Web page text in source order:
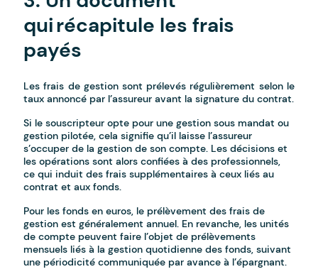
qui récapitule les frais
payés
Les frais de gestion sont prélevés régulièrement selon le
taux annoncé par l’assureur avant la signature du contrat.
Si le souscripteur opte pour une gestion sous mandat ou
gestion pilotée, cela signifie qu’il laisse l’assureur
s’occuper de la gestion de son compte. Les décisions et
les opérations sont alors confiées à des professionnels,
ce qui induit des frais supplémentaires à ceux liés au
contrat et aux fonds.
Pour les fonds en euros, le prélèvement des frais de
gestion est généralement annuel. En revanche, les unités
de compte peuvent faire l’objet de prélèvements
mensuels liés à la gestion quotidienne des fonds, suivant
une périodicité communiquée par avance à l’épargnant.